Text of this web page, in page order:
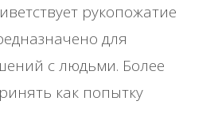
рукопожатие
для
с людьми. Более
как попытку